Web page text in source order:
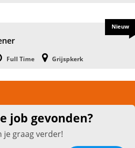
Full Time Grijspkerk
Nieuw
job gevonden?
je graag verder!